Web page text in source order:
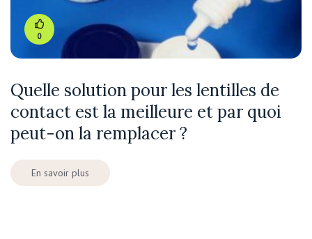
0
Quelle solution pour les lentilles de
contact est la meilleure et par quoi
peut-on la remplacer ?
En savoir plus